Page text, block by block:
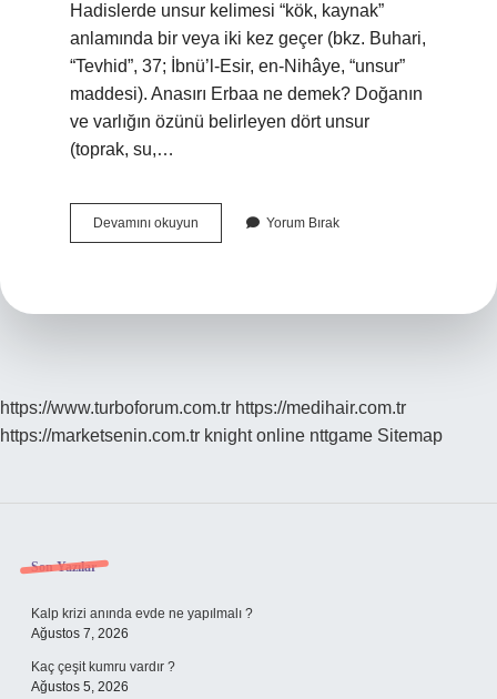
Hadislerde unsur kelimesi “kök, kaynak”
anlamında bir veya iki kez geçer (bkz. Buhari,
“Tevhid”, 37; İbnü’l-Esir, en-Nihâye, “unsur”
maddesi). Anasırı Erbaa ne demek? Doğanın
ve varlığın özünü belirleyen dört unsur
(toprak, su,…
Devamını okuyun
Unsur
Yorum Bırak
https://www.turboforum.com.tr https://medihair.com.tr
https://marketsenin.com.tr knight online nttgame Sitemap
Sidebar
Son Yazılar
Kalp krizi anında evde ne yapılmalı ?
Ağustos 7, 2026
Kaç çeşit kumru vardır ?
Ağustos 5, 2026